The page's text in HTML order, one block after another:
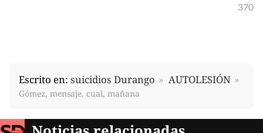
370
Escrito en: suicidios Durango AUTOLESIÓN
Gómez, mensaje, cual, mañana